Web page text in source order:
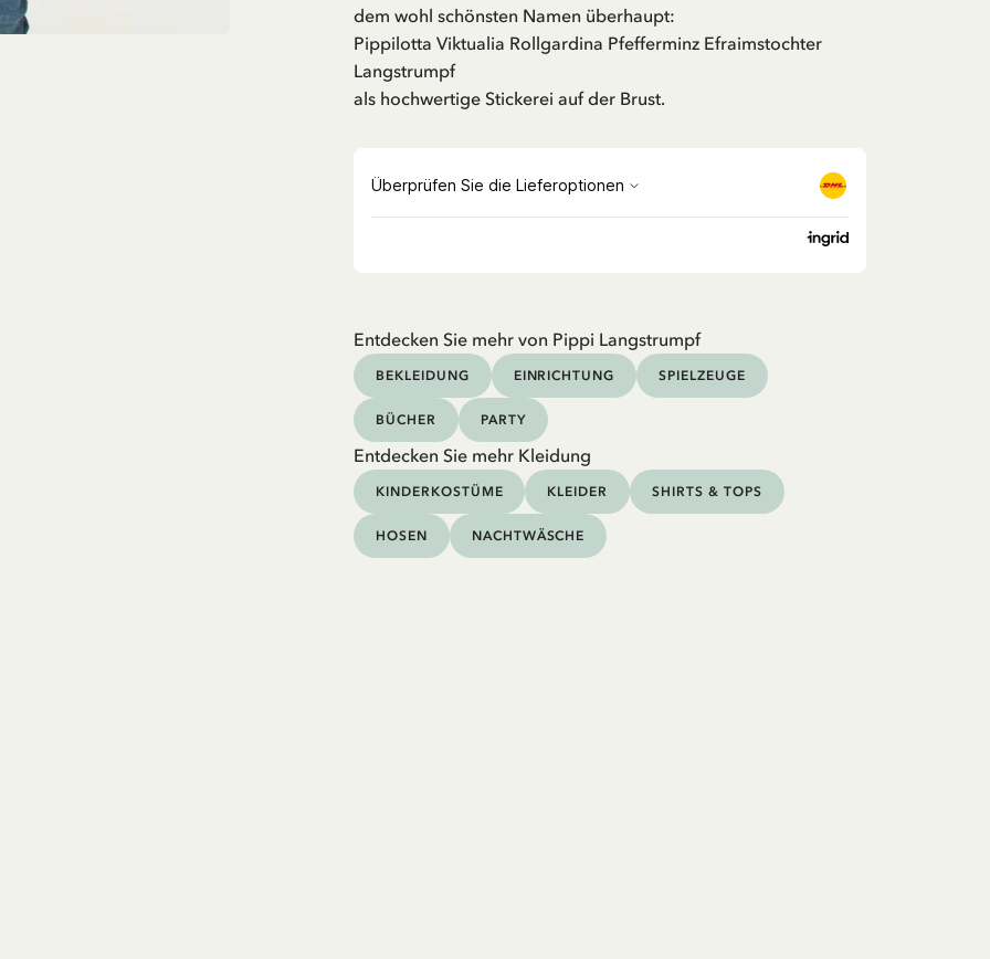
dem wohl schönsten Namen überhaupt:
Pippilotta Viktualia Rollgardina Pfefferminz Efraimstochter
Langstrumpf
als hochwertige Stickerei auf der Brust.
Entdecken Sie mehr von Pippi Langstrumpf
BEKLEIDUNG EINRICHTUNG SPIELZEUGE
BÜCHER PARTY
Entdecken Sie mehr Kleidung
KINDERKOSTÜME KLEIDER SHIRTS & TOPS
HOSEN NACHTWÄSCHE